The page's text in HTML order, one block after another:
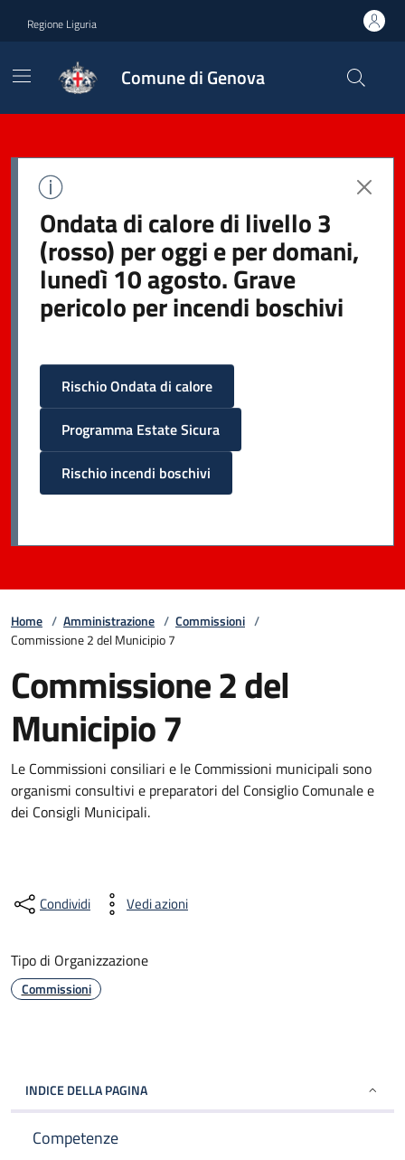
Regione Liguria
Comune di Genova
Ondata di calore di livello 3
(rosso) per oggi e per domani,
lunedì 10 agosto. Grave
pericolo per incendi boschivi
Rischio Ondata di calore
Programma Estate Sicura
Rischio incendi boschivi
Home / Amministrazione / Commissioni /
Commissione 2 del Municipio 7
Commissione 2 del
Municipio 7
Le Commissioni consiliari e le Commissioni municipali sono
organismi consultivi e preparatori del Consiglio Comunale e
dei Consigli Municipali.
Condividi Vedi azioni
Tipo di Organizzazione
Commissioni
INDICE DELLA PAGINA
Competenze